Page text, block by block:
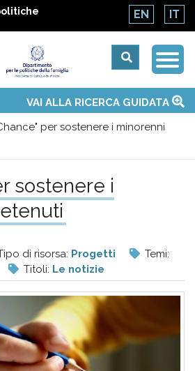
EN IT
VAI ALLA RICERCA GUIDATA
per sostenere i minorenni
sostenere i
di risorsa: Progetti
Temi:
Titoli: Le notizie